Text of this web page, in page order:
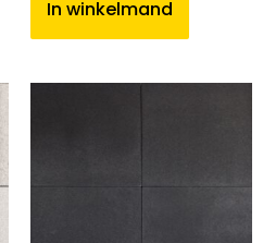
In winkelmand